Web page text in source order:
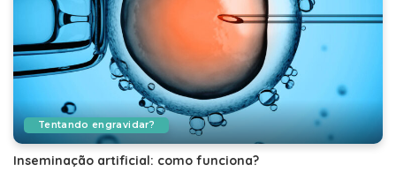
Tentando engravidar?
Inseminação artificial: como funciona?